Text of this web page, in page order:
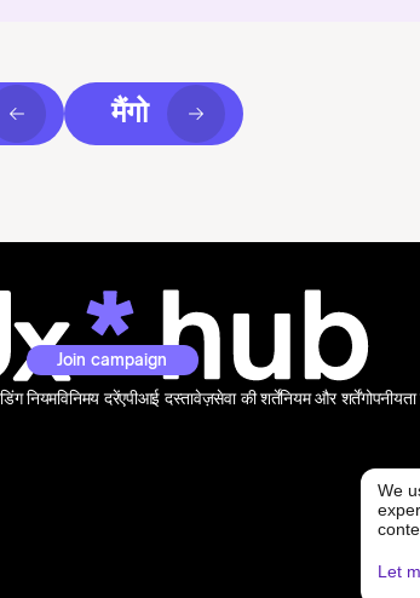
मैंगो
Join campaign
नियमविनिमय दरेंएपीआई दस्तावेज़सेवा की शर्तेंनियम और शर्तेंगोपनीयता
We
Let